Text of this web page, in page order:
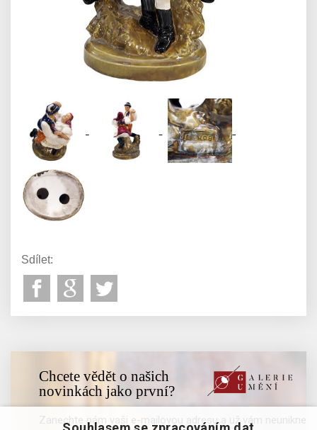
Sdílet:
Chcete vědět o našich
novinkách jako první?
Zanechte nám vaši e-mailovou adresu a už vám neunikne